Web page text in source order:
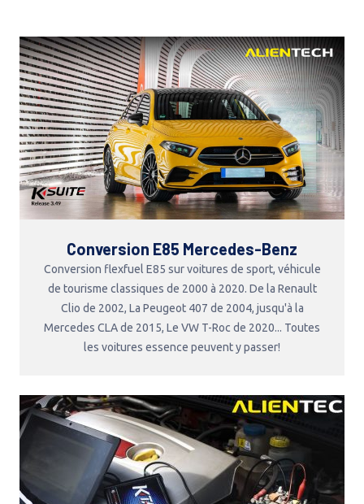
Conversion E85 Mercedes-Benz
Conversion flexfuel E85 sur voitures de sport, véhicule
de tourisme classiques de 2000 à 2020. De la Renault
Clio de 2002, La Peugeot 407 de 2004, jusqu'à la
Mercedes CLA de 2015, Le VW T-Roc de 2020... Toutes
les voitures essence peuvent y passer!